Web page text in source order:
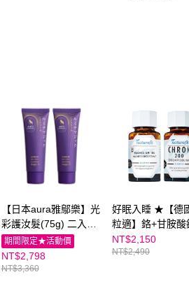
【日本aura雅鄔樂】光
彩護汝髮(75g) 二入組
（贈3g*2體驗瓶）｜親
子家庭嚴選館
期間限定★活動價
NT$2,798
NT$3,360
好眠入睡 ★【德
粒適】鉻+甘胺酸
親子家庭嚴選館
NT$2,150
NT$2,490